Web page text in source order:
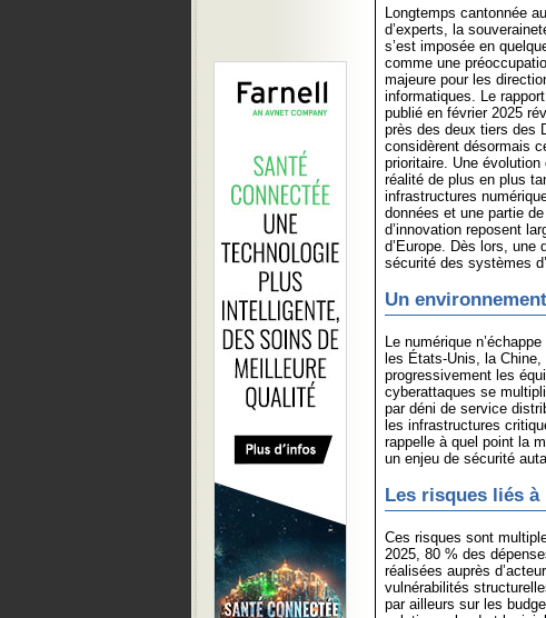
Longtemps cantonnée
d’experts, la
s’est imposée en
comme une
majeure pour les
informatiques. Le
publié en février 2025
près des deux tiers des
considèrent désormais
prioritaire. Une évolution
réalité de plus en plus
infrastructures
données et une partie
d’innovation reposent
d’Europe. Dès lors, une
sécurité des systèmes
Un
Le numérique
les États-Unis, la
progressivement les
cyberattaques se
par déni de service
les infrastructures
rappelle à quel point la
un enjeu de sécurité
Les risques liés à
Ces risques sont
2025, 80 % des
réalisées auprès
vulnérabilités
par ailleurs sur les